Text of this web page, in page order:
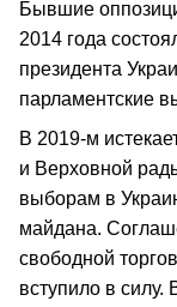
Бывшие
2014 года
президента
парламентские
В 2019-м
и Верховной
выборам в
майдана.
свободной
вступило в